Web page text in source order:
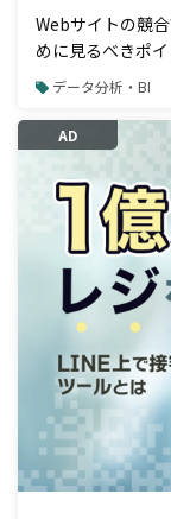
Webサイトの競
めに見るべきポ
データ分析・BI
AD